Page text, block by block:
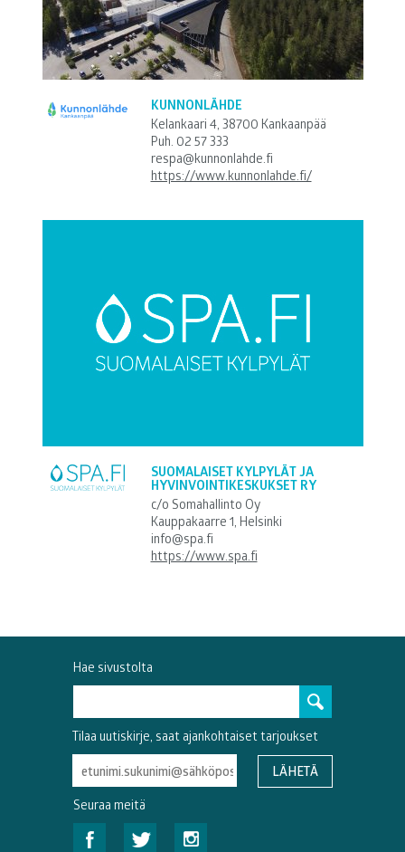
KUNNONLÄHDE
Kelankaari 4, 38700 Kankaanpää
Puh. 02 57 333
respa@kunnonlahde.fi
https://www.kunnonlahde.fi/
SUOMALAISET KYLPYLÄT JA
HYVINVOINTIKESKUKSET RY
c/o Somahallinto Oy
Kauppakaarre 1, Helsinki
info@spa.fi
https://www.spa.fi
Hae sivustolta
Tilaa uutiskirje, saat ajankohtaiset tarjoukset
Seuraa meitä